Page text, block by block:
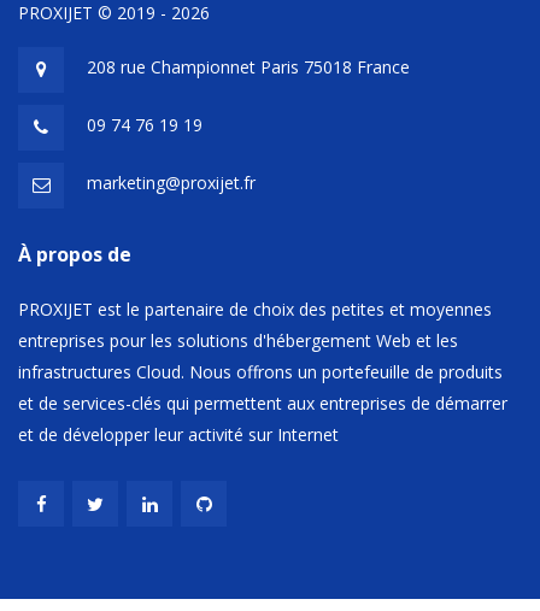
PROXIJET © 2019 - 2026
208 rue Championnet Paris 75018 France
09 74 76 19 19
marketing@proxijet.fr
À propos de
PROXIJET est le partenaire de choix des petites et moyennes
entreprises pour les solutions d'hébergement Web et les
infrastructures Cloud. Nous offrons un portefeuille de produits
et de services-clés qui permettent aux entreprises de démarrer
et de développer leur activité sur Internet